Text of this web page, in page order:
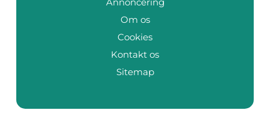
Om os
Cookies
Kontakt os
Sitemap